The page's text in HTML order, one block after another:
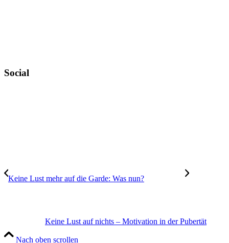
Social
Keine Lust mehr auf die Garde: Was nun?
Keine Lust auf nichts – Motivation in der Pubertät
Nach oben scrollen